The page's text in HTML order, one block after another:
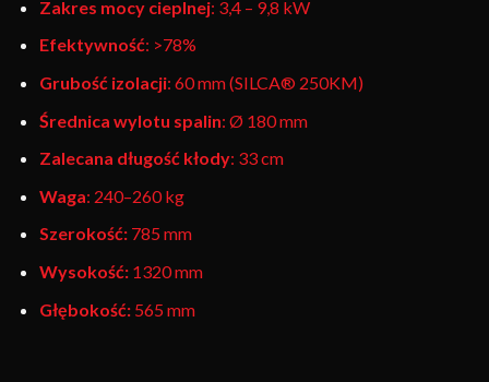
Zakres mocy cieplnej: 3,4 – 9,8 kW
Efektywność: >78%
Grubość izolacji: 60 mm (SILCA® 250KM)
Średnica wylotu spalin: Ø 180 mm
Zalecana długość kłody: 33 cm
Waga: 240–260 kg
Szerokość: 785 mm
Wysokość: 1320 mm
Głębokość: 565 mm